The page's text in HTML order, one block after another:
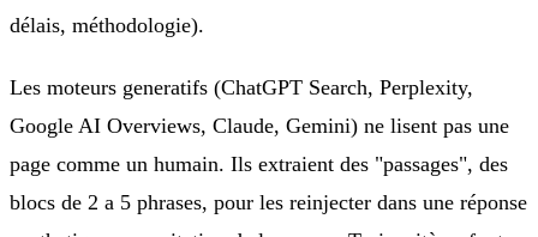
délais, méthodologie).
Les moteurs generatifs (ChatGPT Search, Perplexity,
Google AI Overviews, Claude, Gemini) ne lisent pas une
page comme un humain. Ils extraient des "passages", des
blocs de 2 a 5 phrases, pour les reinjecter dans une réponse